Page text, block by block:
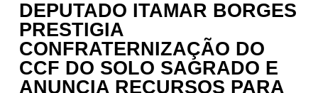
DEPUTADO ITAMAR BORGES
PRESTIGIA
CONFRATERNIZAÇÃO DO
CCF DO SOLO SAGRADO E
ANUNCIA RECURSOS PARA